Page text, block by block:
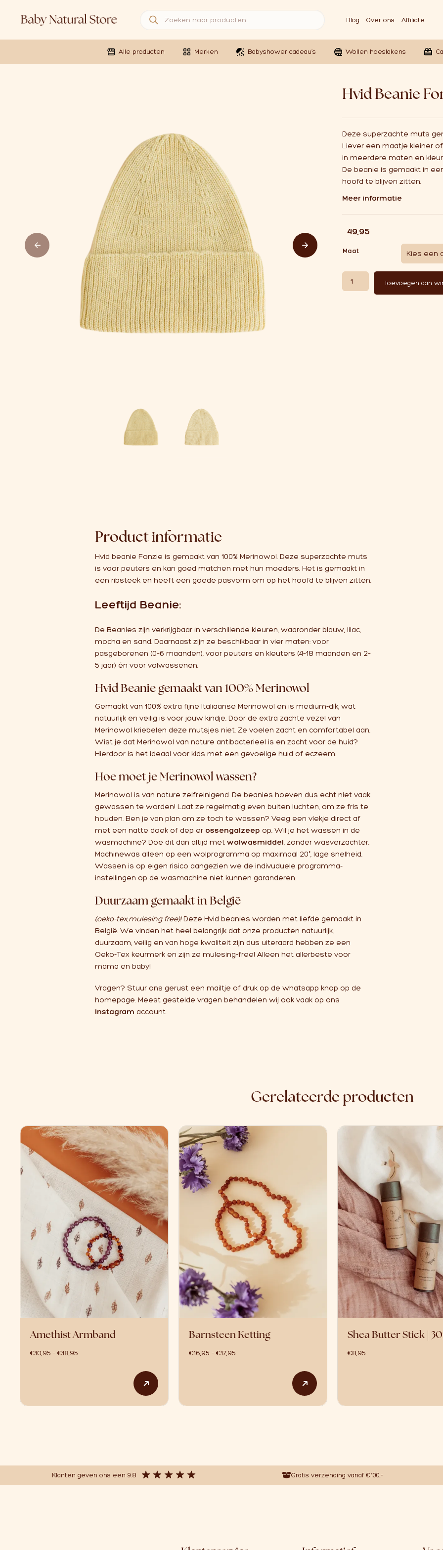
Blog
Over ons Affiliate
Alle producten Merken Babyshower cadeau’s Wollen hoeslakens
Hvid Beanie
Deze superzachte muts
Liever een maatje kleiner
in meerdere maten en
De beanie is gemaakt in
hoofd te blijven zitten.
Meer informatie
€49,95
Maat
Hvid Beanie Fonzie Light Yellow
Toevoegen aan
Product informatie
Hvid beanie Fonzie is gemaakt van 100% Merinowol. Deze superzachte muts
is voor peuters en kan goed matchen met hun moeders. Het is gemaakt in
een ribsteek en heeft een goede pasvorm om op het hoofd te blijven zitten.
Leeftijd Beanie:
De Beanies zijn verkrijgbaar in verschillende kleuren, waaronder blauw, lilac,
mocha en sand. Daarnaast zijn ze beschikbaar in vier maten: voor
pasgeborenen (0–6 maanden), voor peuters en kleuters (4–18 maanden en 2–
5 jaar) én voor volwassenen.
Hvid Beanie gemaakt van 100% Merinowol
Gemaakt van 100% extra fijne Italiaanse Merinowol en is medium-dik, wat
natuurlijk en veilig is voor jouw kindje. Door de extra zachte vezel van
Merinowol kriebelen deze mutsjes niet. Ze voelen zacht en comfortabel aan.
Wist je dat Merinowol van nature antibacterieel is en zacht voor de huid?
Hierdoor is het ideaal voor kids met een gevoelige huid of eczeem.
Hoe moet je Merinowol wassen?
Merinowol is van nature zelfreinigend. De beanies hoeven dus echt niet vaak
gewassen te worden! Laat ze regelmatig even buiten luchten, om ze fris te
houden. Ben je van plan om ze toch te wassen? Veeg een vlekje direct af
met een natte doek of dep er ossengalzeep op. Wil je het wassen in de
wasmachine? Doe dit dan altijd met wolwasmiddel, zonder wasverzachter.
Machinewas alleen op een wolprogramma op maximaal 20°, lage snelheid.
Wassen is op eigen risico aangezien we de indivuduele programma-
instellingen op de wasmachine niet kunnen garanderen.
Duurzaam gemaakt in België
(oeko-tex,mulesing free)!Deze Hvid beanies worden met liefde gemaakt in
België. We vinden het heel belangrijk dat onze producten natuurlijk,
duurzaam, veilig en van hoge kwaliteit zijn dus uiteraard hebben ze een
Oeko-Tex keurmerk en zijn ze mulesing-free! Alleen het allerbeste voor
mama en baby!
Vragen? Stuur ons gerust een mailtje of druk op de whatsapp knop op de
homepage. Meest gestelde vragen behandelen wij ook vaak op ons
Instagram account.
Gerelateerde producten
Amethist Armband
€10,95 - €18,95
Dit product heeft meerdere variaties. Deze optie kan gekozen worden op de
Barnsteen Ketting
€16,95 - €17,95
Dit product heeft meerdere
Shea Butter Stick |
€8,95
Klanten geven ons een 9.8 Gratis verzending vanaf €100,-